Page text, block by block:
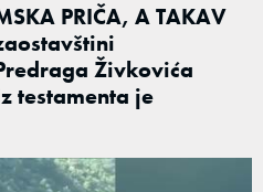
PRIČA, A TAKAV
Živkovića
testamenta je